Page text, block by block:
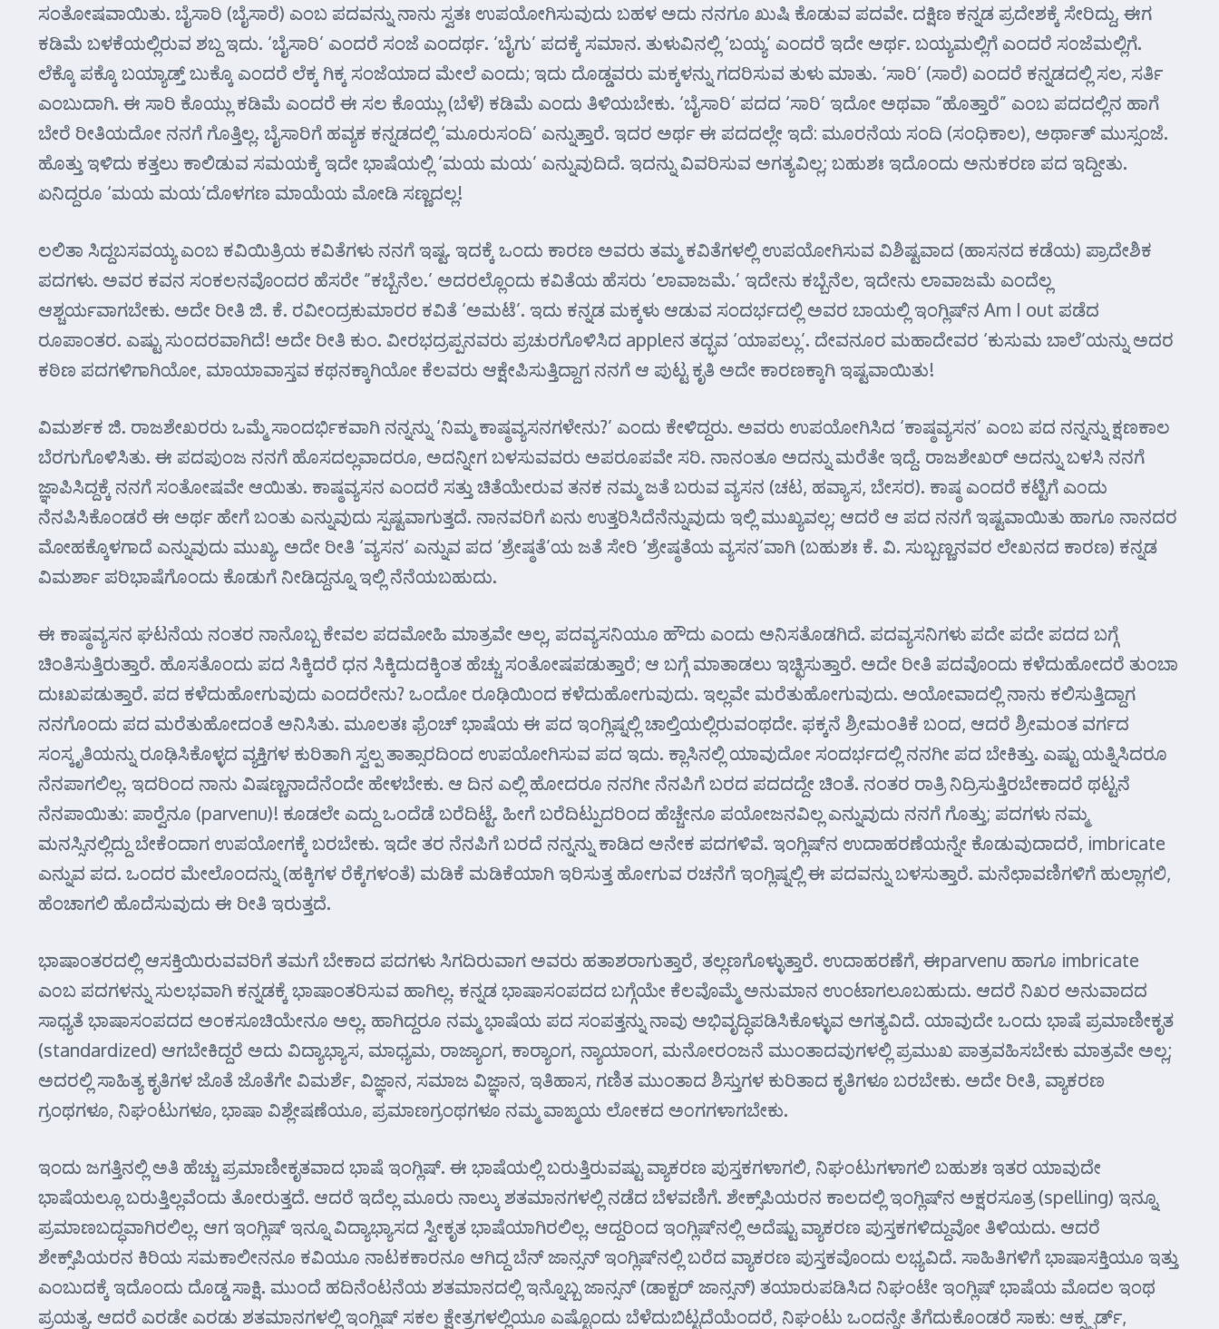
ಸಂತೋಷವಾಯಿತು. ಬೈಸಾರಿ (ಬೈಸಾರೆ) ಎಂಬ ಪದವನ್ನು ನಾನು ಸ್ವತಃ ಉಪಯೋಗಿಸುವುದು ಬಹಳ ಅದು ನನಗೂ ಖುಷಿ ಕೊಡುವ ಪದವೇ. ದಕ್ಷಿಣ ಕನ್ನಡ ಪ್ರದೇಶಕ್ಕೆ ಸೇರಿದ್ದು, ಈಗ
ಕಡಿಮೆ ಬಳಕೆಯಲ್ಲಿರುವ ಶಬ್ದ ಇದು. ‘ಬೈಸಾರಿ’ ಎಂದರೆ ಸಂಜೆ ಎಂದರ್ಥ. ‘ಬೈಗು’ ಪದಕ್ಕೆ ಸಮಾನ. ತುಳುವಿನಲ್ಲಿ ‘ಬಯ್ಯ’ ಎಂದರೆ ಇದೇ ಅರ್ಥ. ಬಯ್ಯಮಲ್ಲಿಗೆ ಎಂದರೆ ಸ೦ಜೆಮಲ್ಲಿಗೆ.
ಲೆಕ್ಕೊ ಪಕ್ಕೊ ಬಯ್ಯಾಡ್ತ್ ಬುಕ್ಕೊ ಎಂದರೆ ಲೆಕ್ಕ ಗಿಕ್ಕ ಸಂಜೆಯಾದ ಮೇಲೆ ಎಂದು; ಇದು ದೊಡ್ಡವರು ಮಕ್ಕಳನ್ನು ಗದರಿಸುವ ತುಳು ಮಾತು. ‘ಸಾರಿ’ (ಸಾರೆ) ಎಂದರೆ ಕನ್ನಡದಲ್ಲಿ ಸಲ, ಸರ್ತಿ
ಎಂಬುದಾಗಿ. ಈ ಸಾರಿ ಕೊಯ್ಲು ಕಡಿಮೆ ಎಂದರೆ ಈ ಸಲ ಕೊಯ್ಲು (ಬೆಳೆ) ಕಡಿಮೆ ಎಂದು ತಿಳಿಯಬೇಕು. ‘ಬೈಸಾರಿ’ ಪದದ ‘ಸಾರಿ’ ಇದೋ ಅಥವಾ “ಹೊತ್ತಾರೆ” ಎಂಬ ಪದದಲ್ಲಿನ ಹಾಗೆ
ಬೇರೆ ರೀತಿಯದೋ ನನಗೆ ಗೊತ್ತಿಲ್ಲ. ಬೈಸಾರಿಗೆ ಹವ್ಯಕ ಕನ್ನಡದಲ್ಲಿ ‘ಮೂರುಸಂದಿ’ ಎನ್ನುತ್ತಾರೆ. ಇದರ ಅರ್ಥ ಈ ಪದದಲ್ಲೇ ಇದೆ: ಮೂರನೆಯ ಸಂದಿ (ಸಂಧಿಕಾಲ), ಅರ್ಥಾತ್ ಮುಸ್ಸಂಜೆ.
ಹೊತ್ತು ಇಳಿದು ಕತ್ತಲು ಕಾಲಿಡುವ ಸಮಯಕ್ಕೆ ಇದೇ ಭಾಷೆಯಲ್ಲಿ ‘ಮಯ ಮಯ’ ಎನ್ನುವುದಿದೆ. ಇದನ್ನು ವಿವರಿಸುವ ಅಗತ್ಯವಿಲ್ಲ; ಬಹುಶಃ ಇದೊಂದು ಅನುಕರಣ ಪದ ಇದ್ದೀತು.
ಏನಿದ್ದರೂ ‘ಮಯ ಮಯ’ದೊಳಗಣ ಮಾಯೆಯ ಮೋಡಿ ಸಣ್ಣದಲ್ಲ!
ಲಲಿತಾ ಸಿದ್ದಬಸವಯ್ಯ ಎಂಬ ಕವಿಯಿತ್ರಿಯ ಕವಿತೆಗಳು ನನಗೆ ಇಷ್ಟ. ಇದಕ್ಕೆ ಒಂದು ಕಾರಣ ಅವರು ತಮ್ಮ ಕವಿತೆಗಳಲ್ಲಿ ಉಪಯೋಗಿಸುವ ವಿಶಿಷ್ಟವಾದ (ಹಾಸನದ ಕಡೆಯ) ಪ್ರಾದೇಶಿಕ
ಪದಗಳು. ಅವರ ಕವನ ಸಂಕಲನವೊಂದರ ಹೆಸರೇ “ಕಬ್ಬೆನೆಲ.’ ಅದರಲ್ಲೊಂದು ಕವಿತೆಯ ಹೆಸರು ‘ಲಾವಾಜಮೆ.’ ಇದೇನು ಕಬ್ಬೆನೆಲ, ಇದೇನು ಲಾವಾಜಮೆ ಎಂದೆಲ್ಲ
ಆಶ್ಚರ್ಯವಾಗಬೇಕು. ಅದೇ ರೀತಿ ಜಿ. ಕೆ. ರವೀಂದ್ರಕುಮಾರರ ಕವಿತೆ ‘ಅಮಟೆ’. ಇದು ಕನ್ನಡ ಮಕ್ಕಳು ಆಡುವ ಸಂದರ್ಭದಲ್ಲಿ ಅವರ ಬಾಯಲ್ಲಿ ಇಂಗ್ಲಿಷ್‌ನ Am I out ಪಡೆದ
ರೂಪಾಂತರ. ಎಷ್ಟು ಸು೦ದರವಾಗಿದೆ! ಅದೇ ರೀತಿ ಕುಂ. ವೀರಭದ್ರಪ್ಪನವರು ಪ್ರಚುರಗೊಳಿಸಿದ appleನ ತದ್ಭವ ‘ಯಾಪಲ್ಲು’. ದೇವನೂರ ಮಹಾದೇವರ ‘ಕುಸುಮ ಬಾಲೆ’ಯನ್ನು ಅದರ
ಕಠಿಣ ಪದಗಳಿಗಾಗಿಯೋ, ಮಾಯಾವಾಸ್ತವ ಕಥನಕ್ಕಾಗಿಯೋ ಕೆಲವರು ಆಕ್ಷೇಪಿಸುತ್ತಿದ್ದಾಗ ನನಗೆ ಆ ಪುಟ್ಟ ಕೃತಿ ಅದೇ ಕಾರಣಕ್ಕಾಗಿ ಇಷ್ಟವಾಯಿತು!
ವಿಮರ್ಶಕ ಜಿ. ರಾಜಶೇಖರರು ಒಮ್ಮೆ ಸಾಂದರ್ಭಿಕವಾಗಿ ನನ್ನನ್ನು ‘ನಿಮ್ಮ ಕಾಷ್ಠವ್ಯಸನಗಳೇನು?’ ಎಂದು ಕೇಳಿದ್ದರು. ಅವರು ಉಪಯೋಗಿಸಿದ ‘ಕಾಷ್ಠವ್ಯಸನ’ ಎಂಬ ಪದ ನನ್ನನ್ನು ಕ್ಷಣಕಾಲ
ಬೆರಗುಗೊಳಿಸಿತು. ಈ ಪದಪುಂಜ ನನಗೆ ಹೊಸದಲ್ಲವಾದರೂ, ಅದನ್ನೀಗ ಬಳಸುವವರು ಅಪರೂಪವೇ ಸರಿ. ನಾನಂತೂ ಅದನ್ನು ಮರೆತೇ ಇದ್ದೆ. ರಾಜಶೇಖರ್ ಅದನ್ನು ಬಳಸಿ ನನಗೆ
ಜ್ಞಾಪಿಸಿದ್ದಕ್ಕೆ ನನಗೆ ಸಂತೋಷವೇ ಆಯಿತು. ಕಾಷ್ಠವ್ಯಸನ ಎಂದರೆ ಸತ್ತು ಚಿತೆಯೇರುವ ತನಕ ನಮ್ಮ ಜತೆ ಬರುವ ವ್ಯಸನ (ಚಟ, ಹವ್ಯಾಸ, ಬೇಸರ). ಕಾಷ್ಠ ಎಂದರೆ ಕಟ್ಟಿಗೆ ಎ೦ದು
ನೆನಪಿಸಿಕೊಂಡರೆ ಈ ಅರ್ಥ ಹೇಗೆ ಬಂತು ಎನ್ನುವುದು ಸ್ಪಷ್ಟವಾಗುತ್ತದೆ. ನಾನವರಿಗೆ ಏನು ಉತ್ತರಿಸಿದೆನೆನ್ನುವುದು ಇಲ್ಲಿ ಮುಖ್ಯವಲ್ಲ; ಆದರೆ ಆ ಪದ ನನಗೆ ಇಷ್ಟವಾಯಿತು ಹಾಗೂ ನಾನದರ
ಮೋಹಕ್ಕೊಳಗಾದೆ ಎನ್ನುವುದು ಮುಖ್ಯ. ಅದೇ ರೀತಿ ‘ವ್ಯಸನ’ ಎನ್ನುವ ಪದ ‘ಶ್ರೇಷ್ಠತೆ’ಯ ಜತೆ ಸೇರಿ ‘ಶ್ರೇಷ್ಠತೆಯ ವ್ಯಸನ’ವಾಗಿ (ಬಹುಶಃ ಕೆ. ವಿ. ಸುಬ್ಬಣ್ಣನವರ ಲೇಖನದ ಕಾರಣ) ಕನ್ನಡ
ವಿಮರ್ಶಾ ಪರಿಭಾಷೆಗೊಂದು ಕೊಡುಗೆ ನೀಡಿದ್ದನ್ನೂ ಇಲ್ಲಿ ನೆನೆಯಬಹುದು.
ಈ ಕಾಷ್ಠವ್ಯಸನ ಘಟನೆಯ ನಂತರ ನಾನೊಬ್ಬ ಕೇವಲ ಪದಮೋಹಿ ಮಾತ್ರವೇ ಅಲ್ಲ, ಪದವ್ಯಸನಿಯೂ ಹೌದು ಎಂದು ಅನಿಸತೊಡಗಿದೆ. ಪದವ್ಯಸನಿಗಳು ಪದೇ ಪದೇ ಪದದ ಬಗ್ಗೆ
ಚಿಂತಿಸುತ್ತಿರುತ್ತಾರೆ. ಹೊಸತೊಂದು ಪದ ಸಿಕ್ಕಿದರೆ ಧನ ಸಿಕ್ಕಿದುದಕ್ಕಿಂತ ಹೆಚ್ಚು ಸಂತೋಷಪಡುತ್ತಾರೆ; ಆ ಬಗ್ಗೆ ಮಾತಾಡಲು ಇಚ್ಛಿಸುತ್ತಾರೆ. ಅದೇ ರೀತಿ ಪದವೊಂದು ಕಳೆದುಹೋದರೆ ತುಂಬಾ
ದುಃಖಪಡುತ್ತಾರೆ. ಪದ ಕಳೆದುಹೋಗುವುದು ಎಂದರೇನು? ಒಂದೋ ರೂಢಿಯಿಂದ ಕಳೆದುಹೋಗುವುದು. ಇಲ್ಲವೇ ಮರೆತುಹೋಗುವುದು. ಅಯೋವಾದಲ್ಲಿ ನಾನು ಕಲಿಸುತ್ತಿದ್ದಾಗ
ನನಗೊಂದು ಪದ ಮರೆತುಹೋದಂತೆ ಅನಿಸಿತು. ಮೂಲತಃ ಫ್ರೆಂಚ್ ಭಾಷೆಯ ಈ ಪದ ಇಂಗ್ಲಿಷ್ನಲ್ಲಿ ಚಾಲ್ತಿಯಲ್ಲಿರುವಂಥದೇ. ಫಕ್ಕನೆ ಶ್ರೀಮಂತಿಕೆ ಬಂದ, ಆದರೆ ಶ್ರೀಮಂತ ವರ್ಗದ
ಸಂಸ್ಕೃತಿಯನ್ನು ರೂಢಿಸಿಕೊಳ್ಳದ ವ್ಯಕ್ತಿಗಳ ಕುರಿತಾಗಿ ಸ್ವಲ್ಪ ತಾತ್ಸಾರದಿಂದ ಉಪಯೋಗಿಸುವ ಪದ ಇದು. ಕ್ಲಾಸಿನಲ್ಲಿ ಯಾವುದೋ ಸಂದರ್ಭದಲ್ಲಿ ನನಗೀ ಪದ ಬೇಕಿತ್ತು. ಎಷ್ಟು ಯತ್ನಿಸಿದರೂ
ನೆನಪಾಗಲಿಲ್ಲ. ಇದರಿಂದ ನಾನು ವಿಷಣ್ಣನಾದೆನೆಂದೇ ಹೇಳಬೇಕು. ಆ ದಿನ ಎಲ್ಲಿ ಹೋದರೂ ನನಗೀ ನೆನಪಿಗೆ ಬರದ ಪದದದ್ದೇ ಚಿಂತೆ. ನಂತರ ರಾತ್ರಿ ನಿದ್ರಿಸುತ್ತಿರಬೇಕಾದರೆ ಥಟ್ಟನೆ
ನೆನಪಾಯಿತು: ಪಾರ್‍ವೆನೂ (parvenu)! ಕೂಡಲೇ ಎದ್ದು ಒಂದೆಡೆ ಬರೆದಿಟ್ಟೆ. ಹೀಗೆ ಬರೆದಿಟ್ಪುದರಿಂದ ಹೆಚ್ಚೇನೂ ಪಯೋಜನವಿಲ್ಲ ಎನ್ನುವುದು ನನಗೆ ಗೊತ್ತು; ಪದಗಳು ನಮ್ಮ
ಮನಸ್ಸಿನಲ್ಲಿದ್ದು ಬೇಕೆಂದಾಗ ಉಪಯೋಗಕ್ಕೆ ಬರಬೇಕು. ಇದೇ ತರ ನೆನಪಿಗೆ ಬರದೆ ನನ್ನನ್ನು ಕಾಡಿದ ಅನೇಕ ಪದಗಳಿವೆ. ಇಂಗ್ಲಿಷ್‌ನ ಉದಾಹರಣೆಯನ್ನೇ ಕೊಡುವುದಾದರೆ, imbricate
ಎನ್ನುವ ಪದ. ಒಂದರ ಮೇಲೊಂದನ್ನು (ಹಕ್ಕಿಗಳ ರೆಕ್ಕೆಗಳಂತೆ) ಮಡಿಕೆ ಮಡಿಕೆಯಾಗಿ ಇರಿಸುತ್ತ ಹೋಗುವ ರಚನೆಗೆ ಇಂಗ್ಲಿಷ್ನಲ್ಲಿ ಈ ಪದವನ್ನು ಬಳಸುತ್ತಾರೆ. ಮನೆಛಾವಣಿಗಳಿಗೆ ಹುಲ್ಲಾಗಲಿ,
ಹೆಂಚಾಗಲಿ ಹೊದೆಸುವುದು ಈ ರೀತಿ ಇರುತ್ತದೆ.
ಭಾಷಾಂತರದಲ್ಲಿ ಆಸಕ್ತಿಯಿರುವವರಿಗೆ ತಮಗೆ ಬೇಕಾದ ಪದಗಳು ಸಿಗದಿರುವಾಗ ಅವರು ಹತಾಶರಾಗುತ್ತಾರೆ, ತಲ್ಲಣಗೊಳ್ಳುತ್ತಾರೆ. ಉದಾಹರಣೆಗೆ, ಈparvenu ಹಾಗೂ imbricate
ಎ೦ಬ ಪದಗಳನ್ನು ಸುಲಭವಾಗಿ ಕನ್ನಡಕ್ಕೆ ಭಾಷಾಂತರಿಸುವ ಹಾಗಿಲ್ಲ. ಕನ್ನಡ ಭಾಷಾಸಂಪದದ ಬಗ್ಗೆಯೇ ಕೆಲವೊಮ್ಮೆ ಅನುಮಾನ ಉಂಟಾಗಲೂಬಹುದು. ಆದರೆ ನಿಖರ ಅನುವಾದದ
ಸಾಧ್ಯತೆ ಭಾಷಾಸಂಪದದ ಅಂಕಸೂಚಿಯೇನೂ ಅಲ್ಲ. ಹಾಗಿದ್ದರೂ ನಮ್ಮ ಭಾಷೆಯ ಪದ ಸಂಪತ್ತನ್ನು ನಾವು ಅಭಿವೃದ್ಧಿಪಡಿಸಿಕೊಳ್ಳುವ ಅಗತ್ಯವಿದೆ. ಯಾವುದೇ ಒಂದು ಭಾಷೆ ಪ್ರಮಾಣೀಕೃತ
(standardized) ಆಗಬೇಕಿದ್ದರೆ ಅದು ವಿದ್ಯಾಭ್ಯಾಸ, ಮಾಧ್ಯಮ, ರಾಜ್ಯಾಂಗ, ಕಾರ್‍ಯಾಂಗ, ನ್ಯಾಯಾಂಗ, ಮನೋರಂಜನೆ ಮುಂತಾದವುಗಳಲ್ಲಿ ಪ್ರಮುಖ ಪಾತ್ರವಹಿಸಬೇಕು ಮಾತ್ರವೇ ಅಲ್ಲ;
ಅದರಲ್ಲಿ ಸಾಹಿತ್ಯ ಕೃತಿಗಳ ಜೊತೆ ಜೊತೆಗೇ ವಿಮರ್ಶೆ, ವಿಜ್ಞಾನ, ಸಮಾಜ ವಿಜ್ಞಾನ, ಇತಿಹಾಸ, ಗಣಿತ ಮುಂತಾದ ಶಿಸ್ತುಗಳ ಕುರಿತಾದ ಕೃತಿಗಳೂ ಬರಬೇಕು. ಅದೇ ರೀತಿ, ವ್ಯಾಕರಣ
ಗ್ರಂಥಗಳೂ, ನಿಘ೦ಟುಗಳೂ, ಭಾಷಾ ವಿಶ್ಲೇಷಣೆಯೂ, ಪ್ರಮಾಣಗ್ರಂಥಗಳೂ ನಮ್ಮ ವಾಙ್ಮಯ ಲೋಕದ ಅ೦ಗಗಳಾಗಬೇಕು.
ಇಂದು ಜಗತ್ತಿನಲ್ಲಿ ಅತಿ ಹೆಚ್ಚು ಪ್ರಮಾಣೀಕೃತವಾದ ಭಾಷೆ ಇಂಗ್ಲಿಷ್. ಈ ಭಾಷೆಯಲ್ಲಿ ಬರುತ್ತಿರುವಷ್ಟು ವ್ಯಾಕರಣ ಪುಸ್ತಕಗಳಾಗಲಿ, ನಿಘ೦ಟುಗಳಾಗಲಿ ಬಹುಶಃ ಇತರ ಯಾವುದೇ
ಭಾಷೆಯಲ್ಲೂ ಬರುತ್ತಿಲ್ಲವೆಂದು ತೋರುತ್ತದೆ. ಆದರೆ ಇದೆಲ್ಲ ಮೂರು ನಾಲ್ಕು ಶತಮಾನಗಳಲ್ಲಿ ನಡೆದ ಬೆಳವಣಿಗೆ. ಶೇಕ್ಸ್‌ಪಿಯರನ ಕಾಲದಲ್ಲಿ ಇಂಗ್ಲಿಷ್‌ನ ಅಕ್ಷರಸೂತ್ರ (spelling) ಇನ್ನೂ
ಪ್ರಮಾಣಬದ್ಧವಾಗಿರಲಿಲ್ಲ. ಆಗ ಇಂಗ್ಲಿಷ್ ಇನ್ನೂ ವಿದ್ಯಾಭ್ಯಾಸದ ಸ್ವೀಕೃತ ಭಾಷೆಯಾಗಿರಲಿಲ್ಲ. ಆದ್ದರಿಂದ ಇಂಗ್ಲಿಷ್‌ನಲ್ಲಿ ಅದೆಷ್ಟು ವ್ಯಾಕರಣ ಪುಸ್ತಕಗಳಿದ್ದುವೋ ತಿಳಿಯದು. ಆದರೆ
ಶೇಕ್ಸ್‌ಪಿಯರನ ಕಿರಿಯ ಸಮಕಾಲೀನನೂ ಕವಿಯೂ ನಾಟಕಕಾರನೂ ಆಗಿದ್ದ ಬೆನ್ ಜಾನ್ಸನ್ ಇಂಗ್ಲಿಷ್‌ನಲ್ಲಿ ಬರೆದ ವ್ಯಾಕರಣ ಪುಸ್ತಕವೊಂದು ಲಭ್ಯವಿದೆ. ಸಾಹಿತಿಗಳಿಗೆ ಭಾಷಾಸಕ್ತಿಯೂ ಇತ್ತು
ಎಂಬುದಕ್ಕೆ ಇದೊಂದು ದೊಡ್ಡ ಸಾಕ್ಷಿ. ಮುಂದೆ ಹದಿನೆಂಟನೆಯ ಶತಮಾನದಲ್ಲಿ ಇನ್ನೊಬ್ಬ ಜಾನ್ಸನ್ (ಡಾಕ್ಟರ್ ಜಾನ್ಸನ್) ತಯಾರುಪಡಿಸಿದ ನಿಘಂಟೇ ಇಂಗ್ಲಿಷ್ ಭಾಷೆಯ ಮೊದಲ ಇಂಥ
ಪ್ರಯತ್ನ. ಆದರೆ ಎರಡೇ ಎರಡು ಶತಮಾನಗಳಲ್ಲಿ ಇಂಗ್ಲಿಷ್ ಸಕಲ ಕ್ಷೇತ್ರಗಳಲ್ಲಿಯೂ ಎಷ್ಟೊಂದು ಬೆಳೆದುಬಿಟ್ಟದೆಯೆಂದರೆ, ನಿಘಂಟು ಒಂದನ್ನೇ ತೆಗೆದುಕೊಂಡರೆ ಸಾಕು: ಆಕ್ಸ್ಫರ್ಡ್,